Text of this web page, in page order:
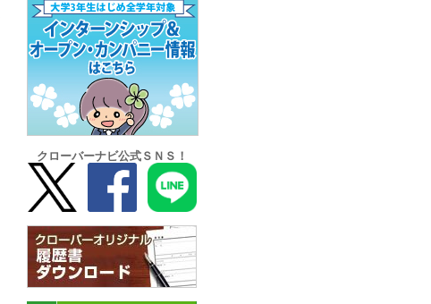
クローバーナビ公式ＳＮＳ！